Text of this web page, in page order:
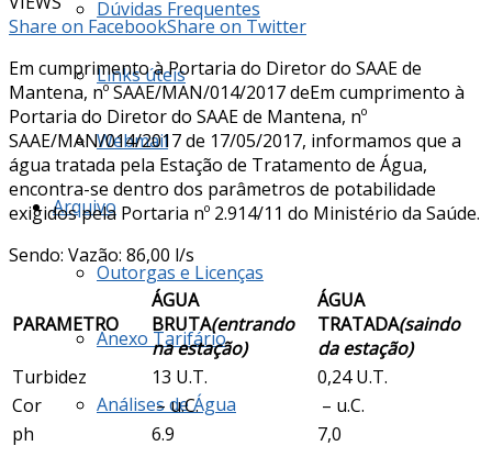
Dúvidas Frequentes
Links úteis
Webmail
Arquivo
Outorgas e Licenças
Anexo Tarifário
Análises de Água
Share on FacebookShare on Twitter
Em cumprimento à Portaria do Diretor do SAAE de
Mantena, nº SAAE/MAN/014/2017 deEm cumprimento à
Portaria do Diretor do SAAE de Mantena, nº
SAAE/MAN/014/2017 de 17/05/2017, informamos que a
água tratada pela Estação de Tratamento de Água,
encontra-se dentro dos parâmetros de potabilidade
exigidos pela Portaria nº 2.914/11 do Ministério da Saúde.
Sendo: Vazão: 86,00 l/s
PARAMETRO
ÁGUA
BRUTA(entrando
na estação)
ÁGUA
TRATADA(saindo
da estação)
Turbidez
13 U.T.
0,24 U.T.
Cor
– u.C.
– u.C.
ph
6.9
7,0